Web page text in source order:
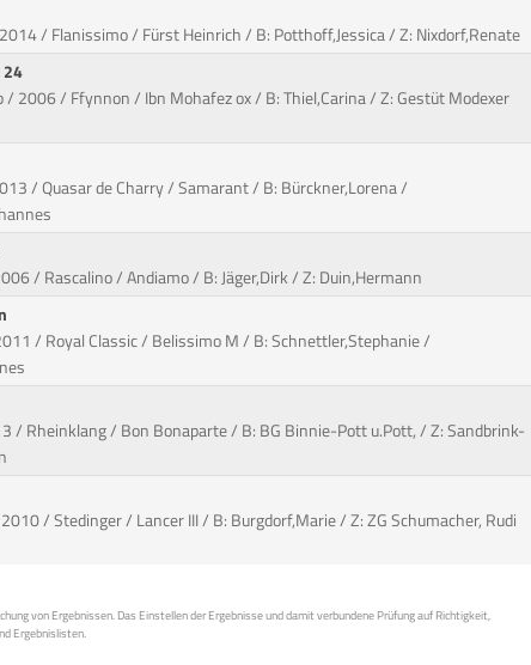
/ Flanissimo / Fürst Heinrich / B: Potthoff,Jessica / Z: Nixdorf,Renate
/ 2006 / Ffynnon / Ibn Mohafez ox / B: Thiel,Carina / Z: Gestüt Modexer
/ Quasar de Charry / Samarant / B: Bürckner,Lorena /
/ Rascalino / Andiamo / B: Jäger,Dirk / Z: Duin,Hermann
/ Royal Classic / Belissimo M / B: Schnettler,Stephanie /
/ Rheinklang / Bon Bonaparte / B: BG Binnie-Pott u.Pott, / Z: Sandbrink-
/ Stedinger / Lancer III / B: Burgdorf,Marie / Z: ZG Schumacher, Rudi
von Ergebnissen. Das Einstellen der Ergebnisse und damit verbundene Prüfung auf Richtigkeit,
Ergebnislisten.